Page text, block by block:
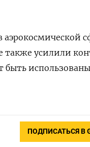
также усилили
быть использованы
ПОДПИСАТЬСЯ В